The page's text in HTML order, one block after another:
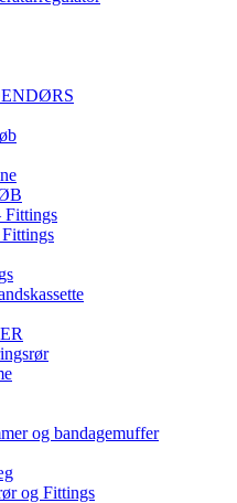
Fittings
og bandagemuffer
og Fittings